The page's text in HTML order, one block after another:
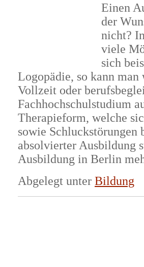
Einen
der
nicht?
viele
sich
Logopädie, so kann
Vollzeit oder
Fachhochschulstudium
Therapieform, welche
sowie
absolvierter Ausbildung
Ausbildung in Berlin
Abgelegt unter Bildung